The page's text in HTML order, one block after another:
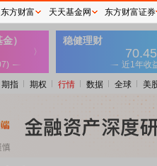
期指 期权 行情 数据 全球 美
东方财富 天天基金网 东方财富证券